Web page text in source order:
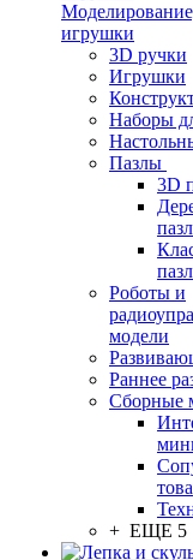
игрушки
3D ручки
Игрушки
Наборы
Пазлы
3D
Роботы и
модели
Раннее
Сборные
+ ЕЩЕ 5